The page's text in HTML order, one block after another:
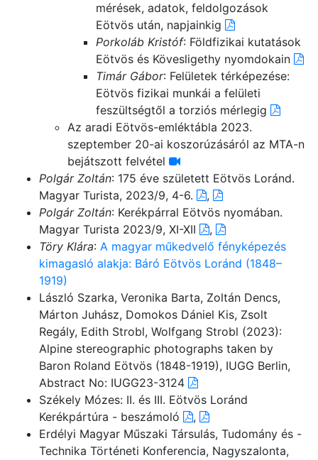
mérések, adatok, feldolgozások
Eötvös után, napjainkig
Porkoláb Kristóf: Földfizikai kutatások
Eötvös és Kövesligethy nyomdokain
Timár Gábor: Felületek térképezése:
Eötvös fizikai munkái a felületi
feszültségtől a torziós mérlegig
Az aradi Eötvös-emléktábla 2023.
szeptember 20-ai koszorúzásáról az MTA-n
bejátszott felvétel
Polgár Zoltán: 175 éve született Eötvös Loránd.
Magyar Turista, 2023/9, 4-6.
,
Polgár Zoltán: Kerékpárral Eötvös nyomában.
Magyar Turista 2023/9, XI-XII
,
Töry Klára: A magyar műkedvelő fényképezés
kimagasló alakja: Báró Eötvös Loránd (1848–
1919)
László Szarka, Veronika Barta, Zoltán Dencs,
Márton Juhász, Domokos Dániel Kis, Zsolt
Regály, Edith Strobl, Wolfgang Strobl (2023):
Alpine stereographic photographs taken by
Baron Roland Eötvös (1848-1919), IUGG Berlin,
Abstract No: IUGG23-3124
Székely Mózes: II. és III. Eötvös Loránd
Kerékpártúra - beszámoló
,
Erdélyi Magyar Műszaki Társulás, Tudomány és -
Technika Történeti Konferencia, Nagyszalonta,